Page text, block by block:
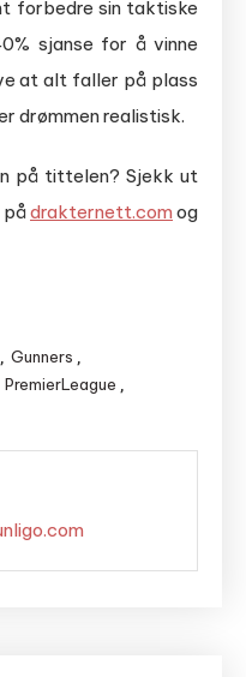
forbedre sin taktiske
sjanse for å vinne
at alt faller på plass
drømmen realistisk.
på tittelen? Sjekk ut
pådrakternett.com og
, Gunners ,
PremierLeague ,